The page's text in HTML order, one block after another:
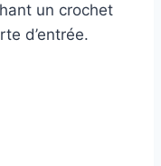
un crochet
d’entrée.